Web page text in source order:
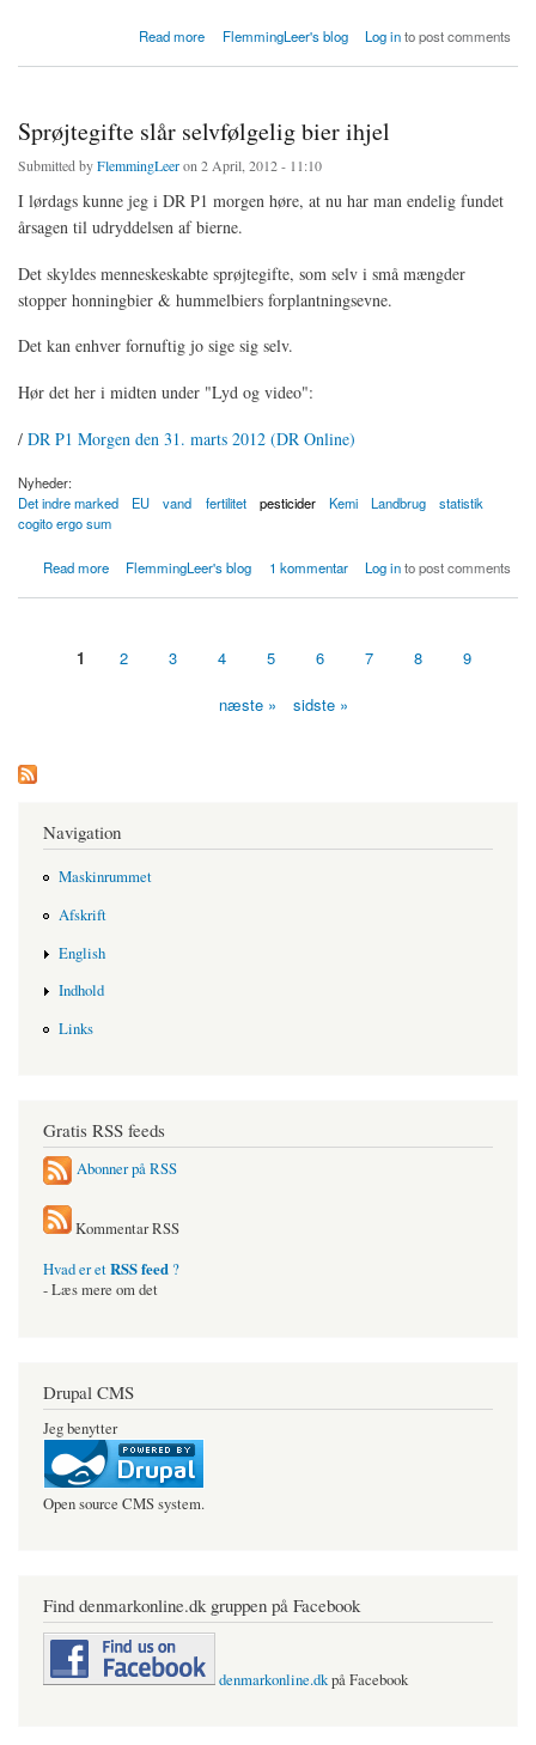
Read more
about Fransk forskning viser risiko ved genmanipulation & round up
FlemmingLeer's blog Log into post comments
Sprøjtegifte slår selvfølgelig bier ihjel
Submitted byFlemmingLeeron 2 April, 2012 - 11:10
I lørdags kunne jeg i DR P1 morgen høre, at nu har man endelig fundet
årsagen til udryddelsen af bierne.
Det skyldes menneskeskabte sprøjtegifte, som selv i små mængder
stopper honningbier & hummelbiers forplantningsevne.
Det kan enhver fornuftig jo sige sig selv.
Hør det her i midten under "Lyd og video":
/ DR P1 Morgen den 31. marts 2012 (DR Online)
Nyheder:
Det indre marked
EU vand fertilitet pesticider Kemi Landbrug
statistik
cogito ergo sum
Read more
about Sprøjtegifte slår selvfølgelig bier ihjel
FlemmingLeer's blog 1 kommentar Log into post comments
1 2 3 4 5 6 7 8 9
næste » sidste »
Navigation
Maskinrummet
Afskrift
English
Indhold
Links
Gratis RSS feeds
Abonner på RSS
Kommentar RSS
Hvad er etRSS feed ?
- Læs mere om det
Drupal CMS
Jeg benytter
Open source CMS system.
Find denmarkonline.dk gruppen på Facebook
denmarkonline.dkpå Facebook